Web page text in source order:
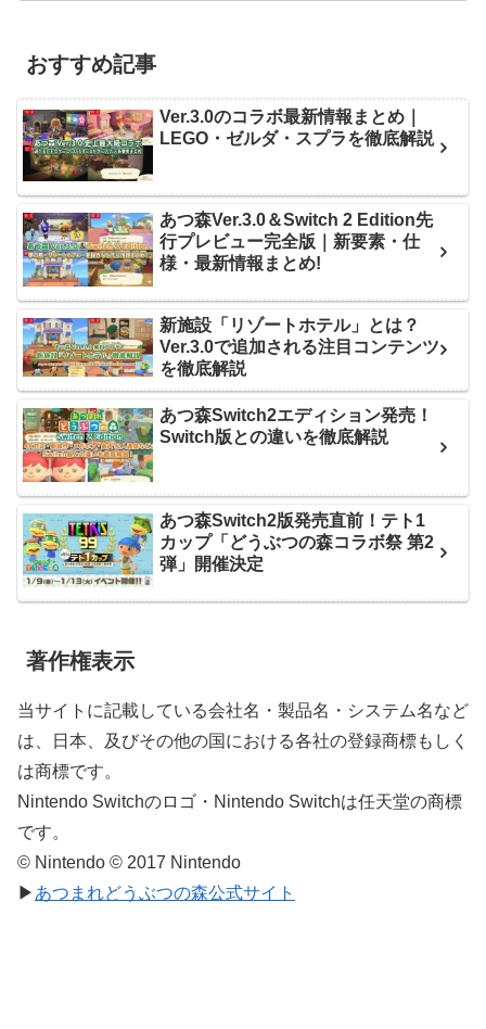
おすすめ記事
Ver.3.0のコラボ最新情報まとめ｜
LEGO・ゼルダ・スプラを徹底解説
あつ森Ver.3.0＆Switch 2 Edition先
行プレビュー完全版｜新要素・仕
様・最新情報まとめ!
新施設「リゾートホテル」とは？
Ver.3.0で追加される注目コンテンツ
を徹底解説
あつ森Switch2エディション発売！
Switch版との違いを徹底解説
あつ森Switch2版発売直前！テト1
カップ「どうぶつの森コラボ祭 第2
弾」開催決定
著作権表示
当サイトに記載している会社名・製品名・システム名など
は、日本、及びその他の国における各社の登録商標もしく
は商標です。
Nintendo Switchのロゴ・Nintendo Switchは任天堂の商標
です。
© Nintendo © 2017 Nintendo
▶ あつまれどうぶつの森公式サイト